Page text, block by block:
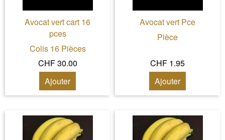
Avocat vert cart 16
pces
Colis 16 Pièces
CHF 30.00
Ajouter
Avocat vert Pce
Pièce
CHF 1.95
Ajouter